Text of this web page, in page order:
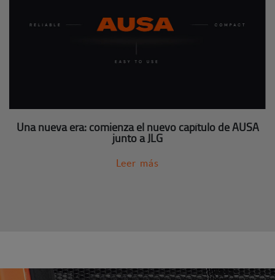
Una nueva era: comienza el nuevo capítulo de AUSA
junto a JLG
Leer más